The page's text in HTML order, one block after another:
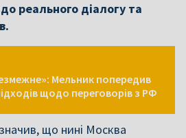
реального діалогу та
Мельник попередив
щодо переговорів з РФ
що нині Москва